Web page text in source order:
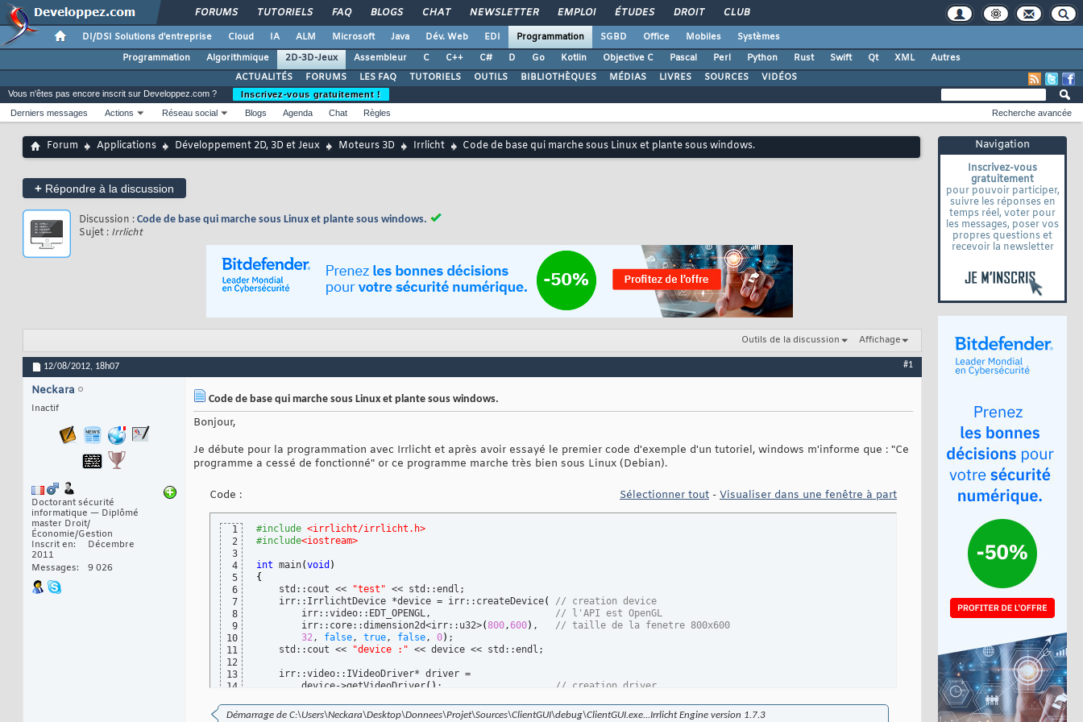
FORUMS TUTORIELS FAQ BLOGS CHAT NEWSLETTER EMPLOI ÉTUDES DROIT CLUB
DI/DSI Solutions d'entreprise Cloud IA ALM Microsoft Java Dév. Web EDI Programmation SGBD Office Mobiles
Systèmes
Programmation
Algorithmique 2D-3D-Jeux Assembleur C C++ C# D Go Kotlin Objective C Pascal Perl Python Rust Swift Qt XML
Autres
ACTUALITÉS
FORUMS LES FAQ TUTORIELS OUTILS BIBLIOTHÈQUES MÉDIAS LIVRES SOURCES VIDÉOS
Navigation
Inscrivez-vous
gratuitement
pour pouvoir participer,
suivre les réponses en
temps réel, voter pour
les messages, poser vos
propres questions et
recevoir la newsletter
Vous n'êtes pas encore inscrit sur Developpez.com ?
Inscrivez-vous gratuitement !
Derniers messages
Actions Réseau social Blogs Agenda Chat Règles Recherche avancée
Forum Applications Développement 2D, 3D et Jeux Moteurs 3D Irrlicht Code de base qui marche sous Linux et plante sous windows.
+ Répondre à la discussion
Discussion : Code de base qui marche sous Linux et plante sous windows.
Sujet : Irrlicht
Outils de la discussion Affichage
12/08/2012, 18h07 #1
Neckara
Inactif
Doctorant sécurité
informatique — Diplômé
master Droit/
Économie/Gestion
Inscrit en
Décembre
2011
Messages
9 026
Code de base qui marche sous Linux et plante sous windows.
Bonjour,
Je débute pour la programmation avec Irrlicht et après avoir essayé le premier code d'exemple d'un tutoriel, windows m'informe que : "Ce
programme a cessé de fonctionné" or ce programme marche très bien sous Linux (Debian).
Code : Sélectionner tout - Visualiser dans une fenêtre à part
1
2
3
4
5
6
7
8
9
10
11
12
13
14
16
#include <irrlicht/irrlicht.h>
#include<iostream>
int main(void )
{
    std::cout <<
"test" << std::endl;
    irr::IrrlichtDevice *device = irr::createDevice
(
// creation device
        irr::video::EDT_OPENGL,
// l'API est OpenGL
        irr::core::dimension2d<irr::u32>
(800,600) , // taille de la fenetre 800x600
32, false, true, false, 0) ;
    std::cout <<
"device :" << device << std::endl;
    irr::video::IVideoDriver* driver =
        device->getVideoDriver
( ) ;
// creation driver
        device->getSceneManager
); // creation scene manager
Démarrage de C:\Users\Neckara\Desktop\Donnees\Projet\Sources\ClientGUI\debug\ClientGUI.exe...Irrlicht Engine version 1.7.3